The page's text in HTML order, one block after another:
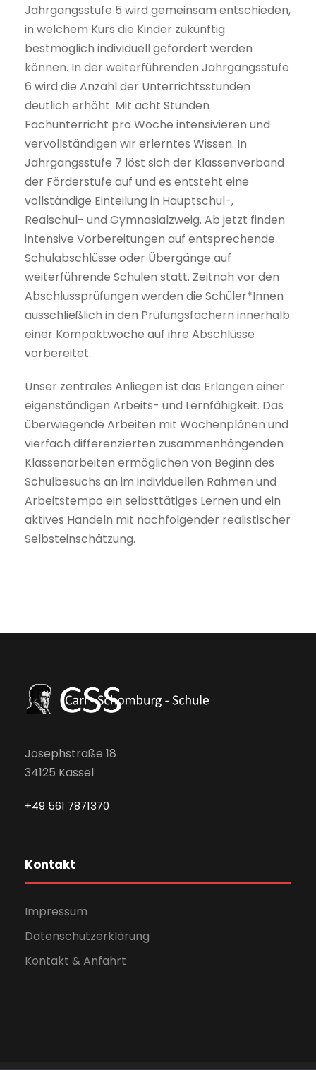
Jahrgangsstufe 5 wird gemeinsam entschieden,
in welchem Kurs die Kinder zukünftig
bestmöglich individuell gefördert werden
können. In der weiterführenden Jahrgangsstufe
6 wird die Anzahl der Unterrichtsstunden
deutlich erhöht. Mit acht Stunden
Fachunterricht pro Woche intensivieren und
vervollständigen wir erlerntes Wissen. In
Jahrgangsstufe 7 löst sich der Klassenverband
der Förderstufe auf und es entsteht eine
vollständige Einteilung in Hauptschul-,
Realschul- und Gymnasialzweig. Ab jetzt finden
intensive Vorbereitungen auf entsprechende
Schulabschlüsse oder Übergänge auf
weiterführende Schulen statt. Zeitnah vor den
Abschlussprüfungen werden die Schüler*Innen
ausschließlich in den Prüfungsfächern innerhalb
einer Kompaktwoche auf ihre Abschlüsse
vorbereitet.
Unser zentrales Anliegen ist das Erlangen einer
eigenständigen Arbeits- und Lernfähigkeit. Das
überwiegende Arbeiten mit Wochenplänen und
vierfach differenzierten zusammenhängenden
Klassenarbeiten ermöglichen von Beginn des
Schulbesuchs an im individuellen Rahmen und
Arbeitstempo ein selbsttätiges Lernen und ein
aktives Handeln mit nachfolgender realistischer
Selbsteinschätzung.
Josephstraße 18
34125 Kassel
+49 561 7871370
Kontakt
Impressum
Datenschutzerklärung
Kontakt & Anfahrt